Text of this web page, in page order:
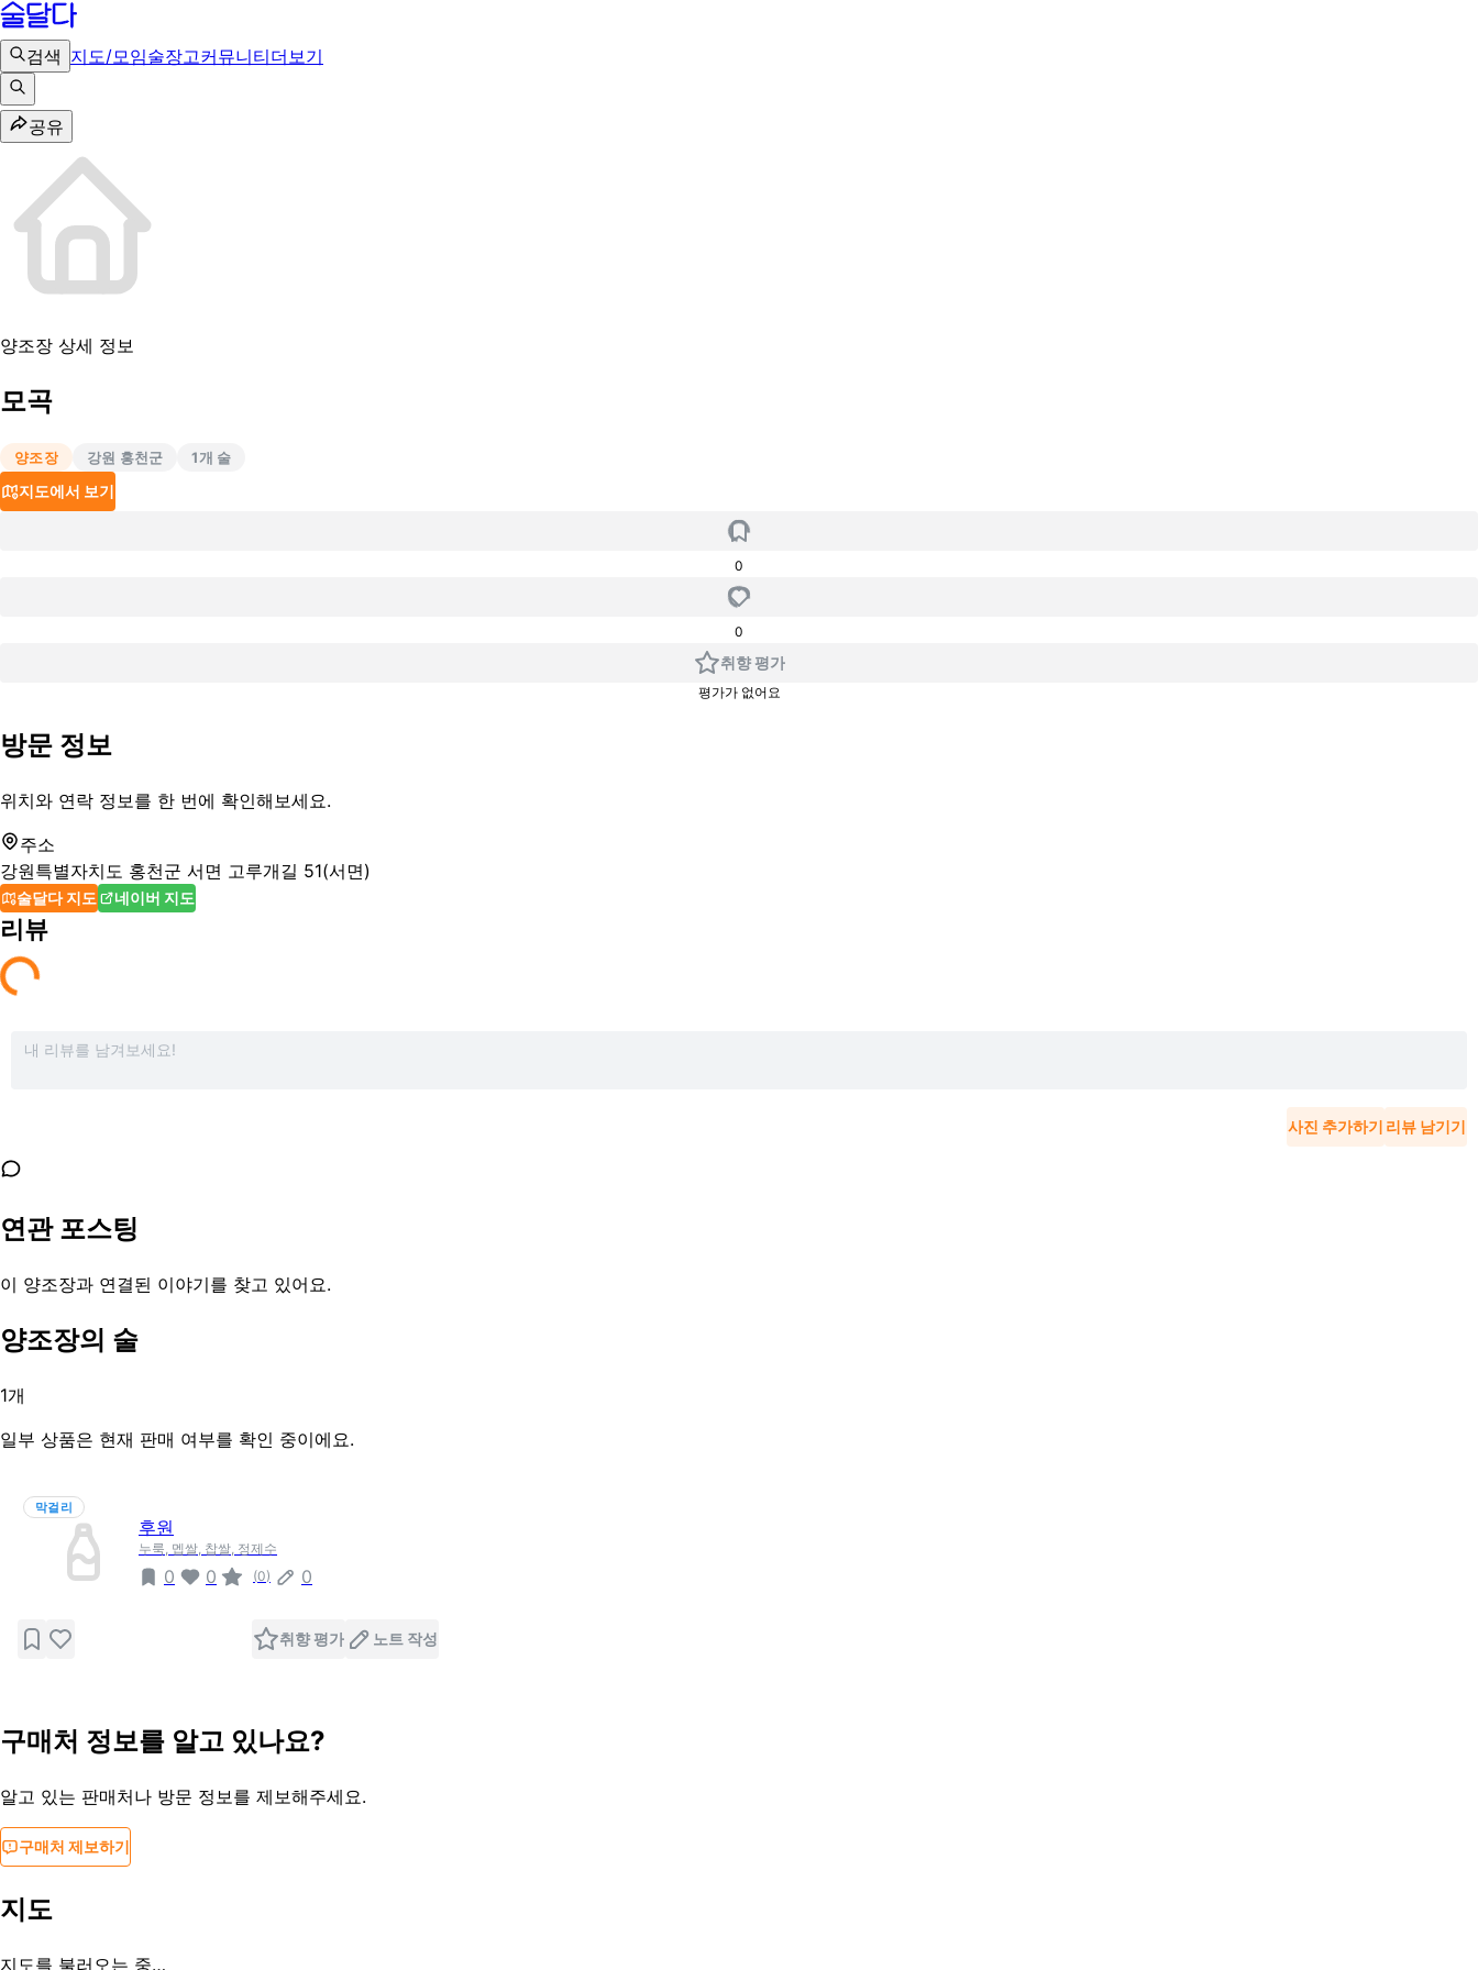
검색 지도/모임술장고커뮤니티더보기
공유
양조장 상세 정보
모곡
양조장 강원 홍천군 1개 술
지도에서 보기
0
0
취향 평가
평가가 없어요
방문 정보
위치와 연락 정보를 한 번에 확인해보세요.
주소
강원특별자치도 홍천군 서면 고루개길 51(서면)
술달다 지도 네이버 지도
리뷰
사진 추가하기 리뷰 남기기
연관 포스팅
이 양조장과 연결된 이야기를 찾고 있어요.
양조장의 술
1개
일부 상품은 현재 판매 여부를 확인 중이에요.
막걸리
후원
누룩, 멥쌀, 찹쌀, 정제수
0 0 (0) 0
취향 평가 노트 작성
구매처 정보를 알고 있나요?
알고 있는 판매처나 방문 정보를 제보해주세요.
구매처 제보하기
지도
지도를 불러오는 중…